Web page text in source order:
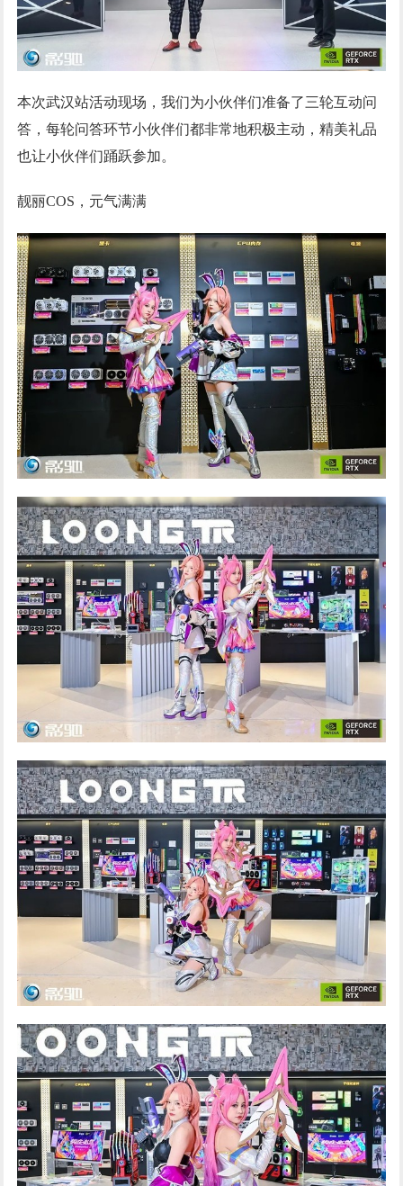
本次武汉站活动现场，我们为小伙伴们准备了三轮互动问
答，每轮问答环节小伙伴们都非常地积极主动，精美礼品
也让小伙伴们踊跃参加。
靓丽COS，元气满满